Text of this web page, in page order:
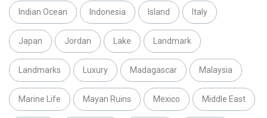
Indian Ocean Indonesia Island Italy
Japan Jordan Lake Landmark
Landmarks Luxury Madagascar Malaysia
Marine Life Mayan Ruins Mexico Middle East